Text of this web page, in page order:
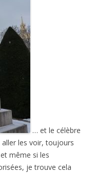
… et le célèbre
les voir, toujours
même si les
je trouve cela